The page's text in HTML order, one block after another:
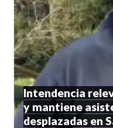
Intendencia
y mantiene
desplazadas en